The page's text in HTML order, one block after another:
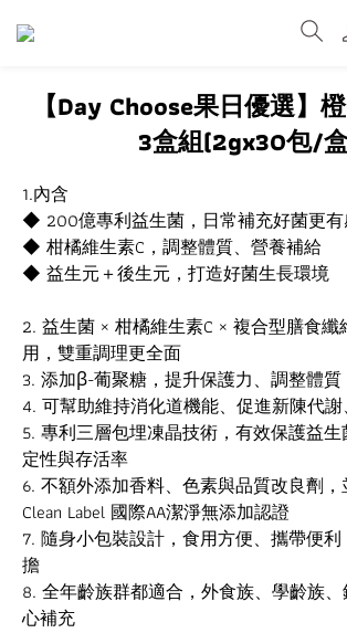
【Day Choose果日優選】
3盒組(2gx30包/
1.內含
◆ 200億專利益生菌，日常補充好菌更
◆ 柑橘維生素C，調整體質、營養補給
◆ 益生元＋後生元，打造好菌生長環境
2. 益生菌 × 柑橘維生素C × 複合型膳食
用，雙重調理更全面
3. 添加β-葡聚糖，提升保護力、調整體質
4. 可幫助維持消化道機能、促進新陳代
5. 專利三層包埋凍晶技術，有效保護益
定性與存活率
6. 不額外添加香料、色素與品質改良劑，
Clean Label 國際AA潔淨無添加認證
7. 隨身小包裝設計，食用方便、攜帶便
擔
8. 全年齡族群都適合，外食族、學齡族
心補充